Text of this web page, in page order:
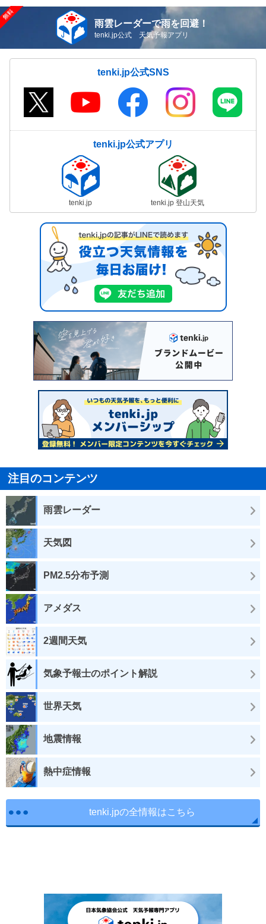
雨雲レーダーで雨を回避！
tenki.jp公式 天気予報アプリ
tenki.jp公式SNS
tenki.jp公式アプリ
tenki.jp tenki.jp 登山天気
注目のコンテンツ
雨雲レーダー
天気図
PM2.5分布予測
アメダス
2週間天気
気象予報士のポイント解説
世界天気
地震情報
熱中症情報
tenki.jpの全情報はこちら